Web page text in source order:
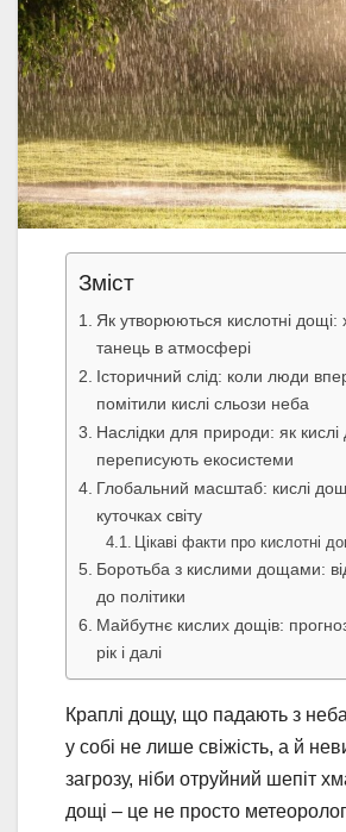
Зміст
Як утворюються кислотні дощі:
танець в атмосфері
Історичний слід: коли люди
помітили кислі сльози неба
Наслідки для природи: як кислі
переписують екосистеми
Глобальний масштаб: кислі
куточках світу
Цікаві факти про кислотні
Боротьба з кислими дощами:
до політики
Майбутнє кислих дощів:
рік і далі
Краплі дощу, що падають з
у собі не лише свіжість, а й
загрозу, ніби отруйний шепіт
дощі – це не просто